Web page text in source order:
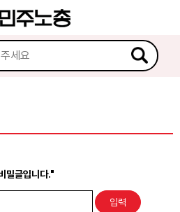
밀글입니다."
케치북5
케치북5